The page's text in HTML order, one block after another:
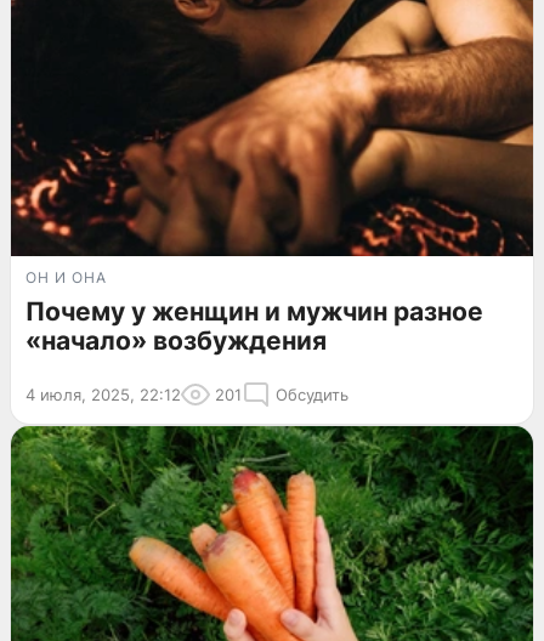
ОН И ОНА
Почему у женщин и мужчин разное
«начало» возбуждения
4 июля, 2025, 22:12 201 Обсудить